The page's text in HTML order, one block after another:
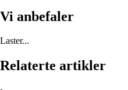
Vi anbefaler
Laster...
Relaterte artikler